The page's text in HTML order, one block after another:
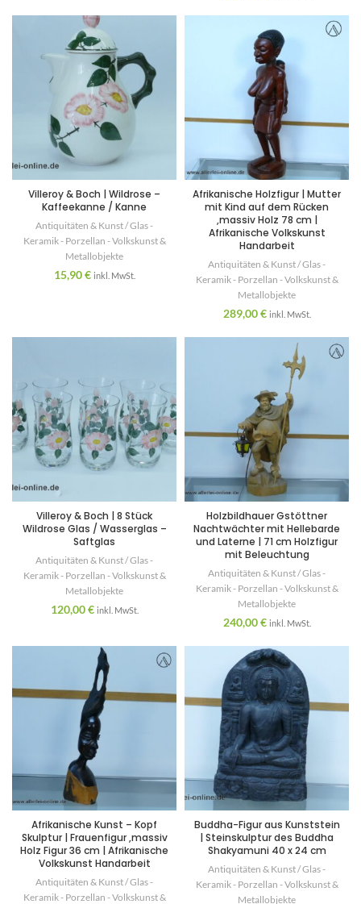
Villeroy & Boch | Wildrose –
Kaffeekanne / Kanne
Antiquitäten & Kunst / Glas -
Keramik - Porzellan - Volkskunst &
Metallobjekte
15,90€ inkl. MwSt.
Afrikanische Holzfigur | Mutter
mit Kind auf dem Rücken
,massiv Holz 78 cm |
Afrikanische Volkskunst
Handarbeit
Antiquitäten & Kunst / Glas -
Keramik - Porzellan - Volkskunst &
Metallobjekte
289,00€ inkl. MwSt.
Villeroy & Boch | 8 Stück
Wildrose Glas / Wasserglas –
Saftglas
Antiquitäten & Kunst / Glas -
Keramik - Porzellan - Volkskunst &
Metallobjekte
120,00€ inkl. MwSt.
Holzbildhauer Gstöttner
Nachtwächter mit Hellebarde
und Laterne | 71 cm Holzfigur
mit Beleuchtung
Antiquitäten & Kunst / Glas -
Keramik - Porzellan - Volkskunst &
Metallobjekte
240,00€ inkl. MwSt.
Afrikanische Kunst – Kopf
Skulptur | Frauenfigur ,massiv
Holz Figur 36 cm | Afrikanische
Volkskunst Handarbeit
Antiquitäten & Kunst / Glas -
Keramik - Porzellan - Volkskunst &
Buddha-Figur aus Kunststein
| Steinskulptur des Buddha
Shakyamuni 40 x 24 cm
Antiquitäten & Kunst / Glas -
Keramik - Porzellan - Volkskunst &
Metallobjekte